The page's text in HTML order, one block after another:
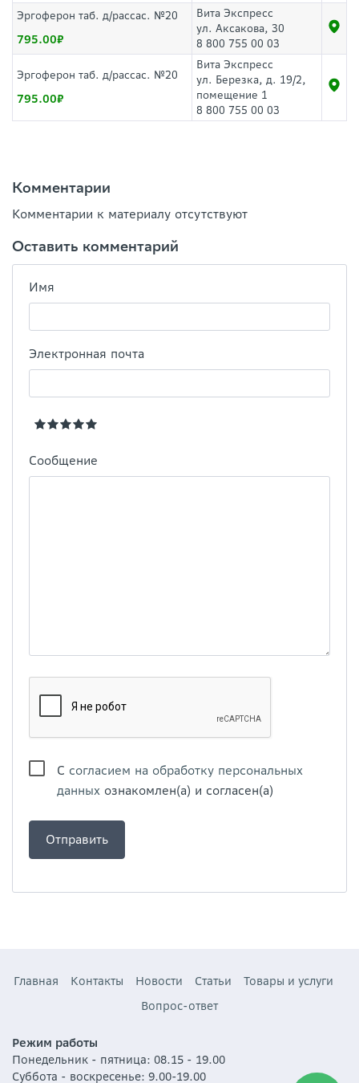
Эргоферон таб. д/рассас. №20
795.00
Вита Экспресс
ул. Аксакова, 30
8 800 755 00 03
Эргоферон таб. д/рассас. №20
795.00
Вита Экспресс
ул. Березка, д. 19/2,
помещение 1
8 800 755 00 03
Комментарии
Комментарии к материалу отсутствуют
Оставить комментарий
Имя
Электронная почта
Сообщение
С согласием на обработку персональных
данных ознакомлен(а) и согласен(а)
Главная Контакты Новости Статьи
Товары и услуги
Вопрос-ответ
Режим работы
Понедельник - пятница: 08.15 - 19.00
Суббота - воскресенье: 9.00-19.00